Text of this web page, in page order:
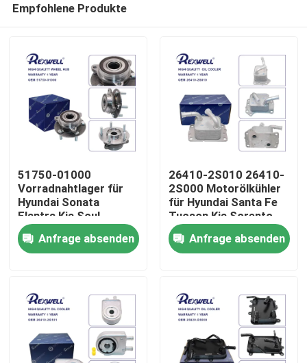
Produkte
Videos
Empfohlene Produkte
51750-01000
Vorradnahtlager für
Hyundai Sonata
Elantra Kia Soul
Anfrage absenden
26410-2S010 26410-
2S000 Motorölkühler
für Hyundai Santa Fe
Tucson Kia Sorento
Anfrage absenden